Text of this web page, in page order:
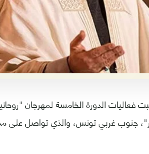
الدورة الخامسة لمهرجان
جنوب غربي تونس، والذي تواصل على